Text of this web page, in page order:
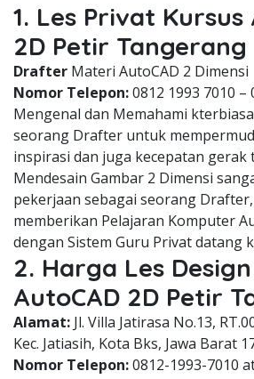
1. Les Privat Kursus
2D Petir Tangerang
Drafter Materi AutoCAD 2 Dimensi
Nomor Telepon:0812 1993 7010 –
Mengenal dan Memahami
seorang Drafter untuk
inspirasi dan juga kecepatan gerak
Mendesain Gambar 2 Dimensi
pekerjaan sebagai seorang
memberikan Pelajaran Komputer
dengan Sistem Guru Privat datang
2. Harga Les
AutoCAD 2D Petir
Alamat: Jl. Villa Jatirasa No.13,
Kec. Jatiasih, Kota Bks, Jawa Barat
Nomor Telepon:0812-1993-7010